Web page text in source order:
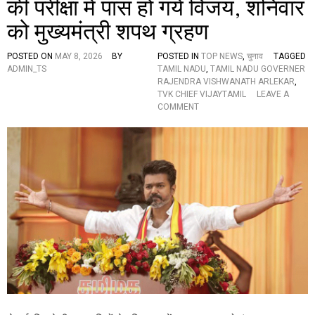
स
ता
…
की परीक्षा में पास हो गये विजय, शनिवार
को मुख्यमंत्री शपथ ग्रहण
POSTED ON MAY 8, 2026
BY
ADMIN_TS
POSTED IN TOP NEWS चुनाव
TAGGED
TAMIL NADU TAMIL NADU GOVERNER
RAJENDRA VISHWANATH ARLEKAR
TVK CHIEF VIJAYTAMIL
LEAVE A
COMMENTO
हूं
…
त
मि
ल
ना
डु